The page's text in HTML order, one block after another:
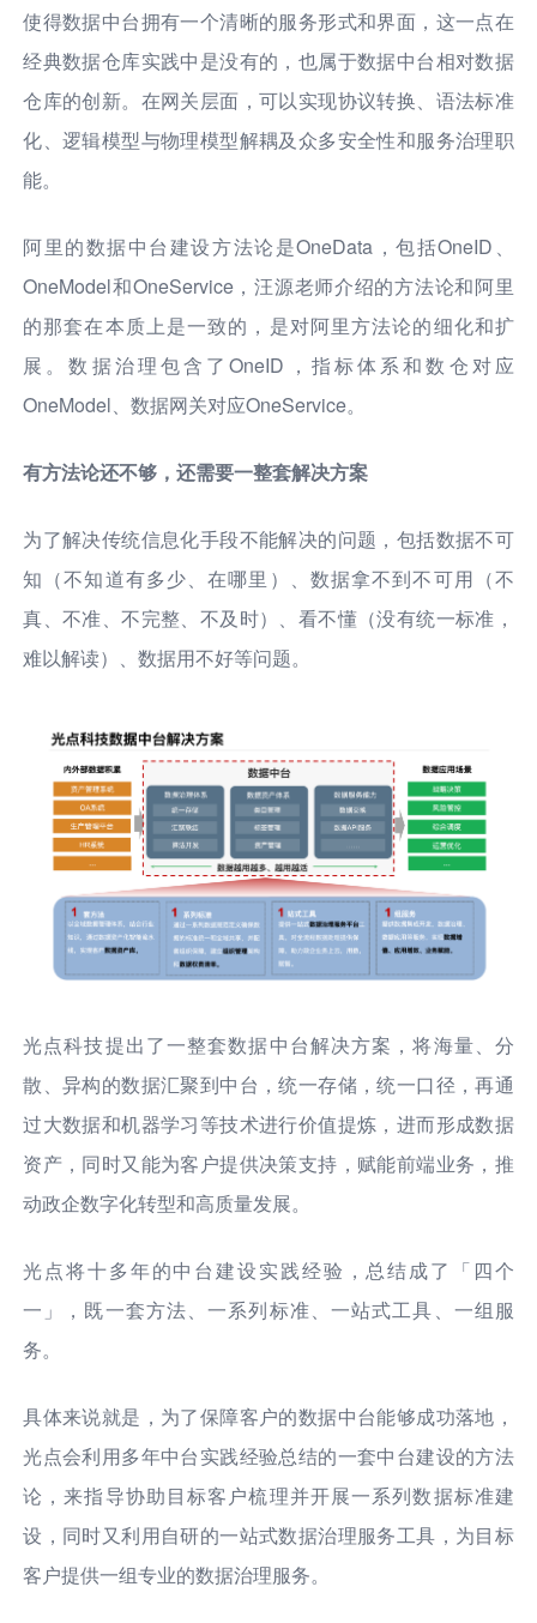
使得数据中台拥有一个清晰的服务形式和界面，这一点在
经典数据仓库实践中是没有的，也属于数据中台相对数据
仓库的创新。在网关层面，可以实现协议转换、语法标准
化、逻辑模型与物理模型解耦及众多安全性和服务治理职
能。
阿里的数据中台建设方法论是OneData，包括OneID、
OneModel和OneService，汪源老师介绍的方法论和阿里
的那套在本质上是一致的，是对阿里方法论的细化和扩
展。数据治理包含了OneID，指标体系和数仓对应
OneModel、数据网关对应OneService。
有方法论还不够，还需要一整套解决方案
为了解决传统信息化手段不能解决的问题，包括数据不可
知（不知道有多少、在哪里）、数据拿不到不可用（不
真、不准、不完整、不及时）、看不懂（没有统一标准，
难以解读）、数据用不好等问题。
光点科技提出了一整套数据中台解决方案，将海量、分
散、异构的数据汇聚到中台，统一存储，统一口径，再通
过大数据和机器学习等技术进行价值提炼，进而形成数据
资产，同时又能为客户提供决策支持，赋能前端业务，推
动政企数字化转型和高质量发展。
光点将十多年的中台建设实践经验，总结成了「四个
一」，既一套方法、一系列标准、一站式工具、一组服
务。
具体来说就是，为了保障客户的数据中台能够成功落地，
光点会利用多年中台实践经验总结的一套中台建设的方法
论，来指导协助目标客户梳理并开展一系列数据标准建
设，同时又利用自研的一站式数据治理服务工具，为目标
客户提供一组专业的数据治理服务。